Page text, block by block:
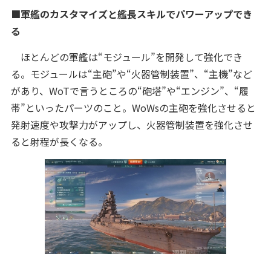
■軍艦のカスタマイズと艦長スキルでパワーアップでき
る
ほとんどの軍艦は“モジュール”を開発して強化でき
る。モジュールは“主砲”や“火器管制装置”、“主機”など
があり、WoTで言うところの“砲塔”や“エンジン”、“履
帯”といったパーツのこと。WoWsの主砲を強化させると
発射速度や攻撃力がアップし、火器管制装置を強化させ
ると射程が長くなる。